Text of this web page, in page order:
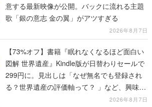
意する最新映像が公開。バックに流れる主題
歌「銀の意志 金の翼」がアツすぎる
2026年8月7日
【73%オフ】書籍『眠れなくなるほど面白い
図解 世界遺産』Kindle版が日替わりセールで
299円に。見出しは「なぜ無名でも登録され
る？世界遺産の評価軸って？ 」など、興味を
2026年8月7日